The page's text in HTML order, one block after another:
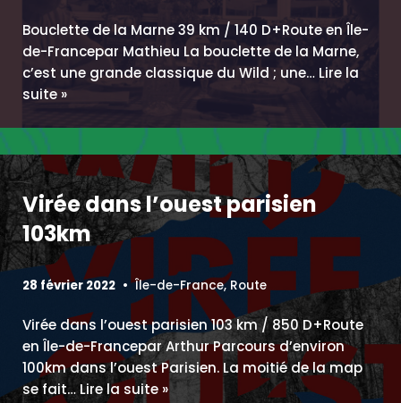
Bouclette de la Marne 39 km / 140 D+Route en Île-
de-Francepar Mathieu La bouclette de la Marne,
c’est une grande classique du Wild ; une… Lire la
suite »
Virée dans l’ouest parisien
103km
28 février 2022 Île-de-France,Route
Virée dans l’ouest parisien 103 km / 850 D+Route
en Île-de-Francepar Arthur Parcours d’environ
100km dans l’ouest Parisien. La moitié de la map
se fait… Lire la suite »